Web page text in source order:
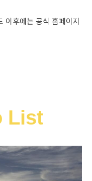
이후에는 공식 홈페이지
List